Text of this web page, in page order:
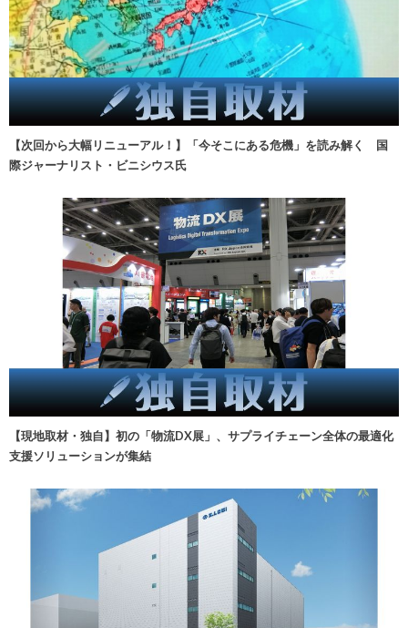
【次回から大幅リニューアル！】「今そこにある危機」を読み解く 国
際ジャーナリスト・ビニシウス氏
【現地取材・独自】初の「物流DX展」、サプライチェーン全体の最適化
支援ソリューションが集結